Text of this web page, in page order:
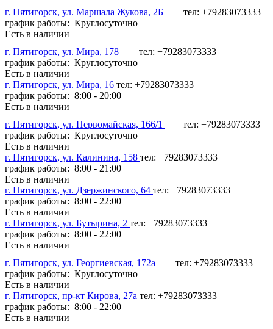
г. Пятигорск, ул. Маршала Жукова, 2Б
тел: +79283073333
график работы: Круглосуточно
Есть в наличии
г. Пятигорск, ул. Мира, 178
тел: +79283073333
график работы: Круглосуточно
Есть в наличии
г. Пятигорск, ул. Мира, 16 тел: +79283073333
график работы: 8:00 - 20:00
Есть в наличии
г. Пятигорск, ул. Первомайская, 166/1
тел: +79283073333
график работы: Круглосуточно
Есть в наличии
г. Пятигорск, ул. Калинина, 158 тел: +79283073333
график работы: 8:00 - 21:00
Есть в наличии
г. Пятигорск, ул. Дзержинского, 64 тел: +79283073333
график работы: 8:00 - 22:00
Есть в наличии
г. Пятигорск, ул. Бутырина, 2 тел: +79283073333
график работы: 8:00 - 22:00
Есть в наличии
г. Пятигорск, ул. Георгиевская, 172а
тел: +79283073333
график работы: Круглосуточно
Есть в наличии
г. Пятигорск, пр-кт Кирова, 27а тел: +79283073333
график работы: 8:00 - 22:00
Есть в наличии